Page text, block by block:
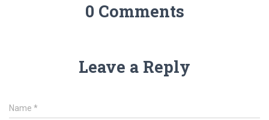
0 Comments
Leave a Reply
Name *